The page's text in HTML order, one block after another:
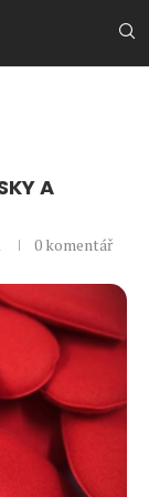
A
0 komentář